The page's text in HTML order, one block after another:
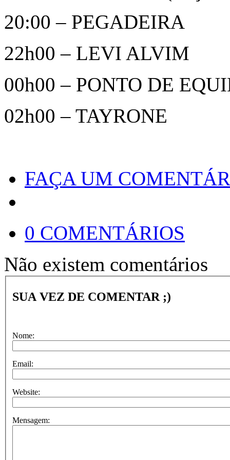
20:00 – PEGADEIRA
22h00 – LEVI ALVIM
00h00 – PONTO DE
02h00 – TAYRONE
FAÇA UM
0 COMENTÁRIOS
Não existem comentários
SUA VEZ DE COMENTAR ;)
Nome:
Email:
Website:
Mensagem: